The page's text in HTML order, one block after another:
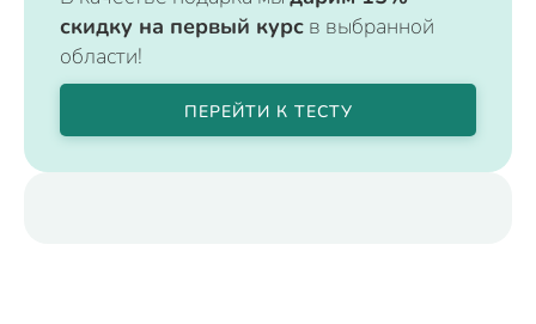
скидку на первый курс в выбранной
области!
ПЕРЕЙТИ К ТЕСТУ